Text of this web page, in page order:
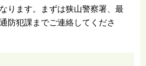
ります。まずは狭山警察署、最
防犯課までご連絡してくださ